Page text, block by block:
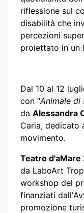
riflessione sul
disabilità che
percezioni
proiettato in un
Dal 10 al 12
con “Animale di
da Alessandra
Caria, dedicato
movimento.
Teatro d'aMare
da LaboArt
workshop del
finanziati
promozione